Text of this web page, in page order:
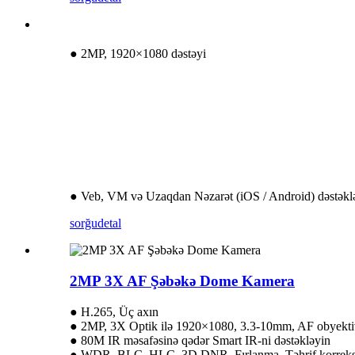
● 2MP, 1920×1080 dəstəyi
● Veb, VM və Uzaqdan Nəzarət (iOS / Android)
sorğudetal
2MP 3X AF Şəbəkə Dome Kamera
● H.265, Üç axın
● 2MP, 3X Optik ilə 1920×1080, 3.3-10mm, AF
● 80M IR məsafəsinə qədər Smart IR-ni dəstəkləyin